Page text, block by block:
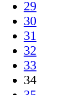
29
30
31
32
33
34